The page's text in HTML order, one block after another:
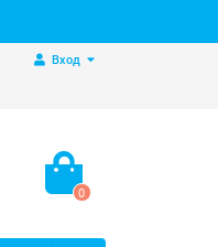
Вход
0